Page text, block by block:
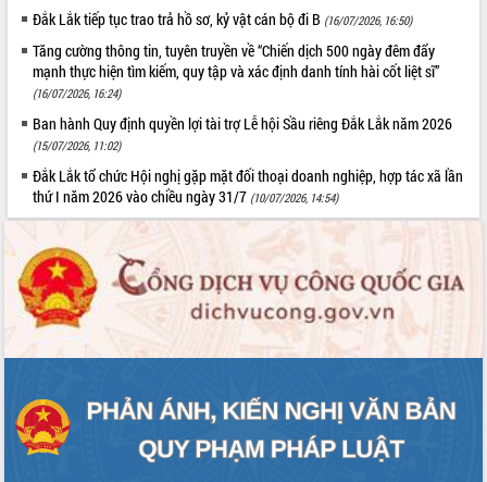
Đắk Lắk tiếp tục trao trả hồ sơ, kỷ vật cán bộ đi B (16/07/2026, 16:50)
Tăng cường thông tin, tuyên truyền về “Chiến dịch 500 ngày đêm đẩy
mạnh thực hiện tìm kiếm, quy tập và xác định danh tính hài cốt liệt sĩ”
(16/07/2026, 16:24)
Ban hành Quy định quyền lợi tài trợ Lễ hội Sầu riêng Đắk Lắk năm 2026
(15/07/2026, 11:02)
Đắk Lắk tổ chức Hội nghị gặp mặt đối thoại doanh nghiệp, hợp tác xã lần
thứ I năm 2026 vào chiều ngày 31/7 (10/07/2026, 14:54)